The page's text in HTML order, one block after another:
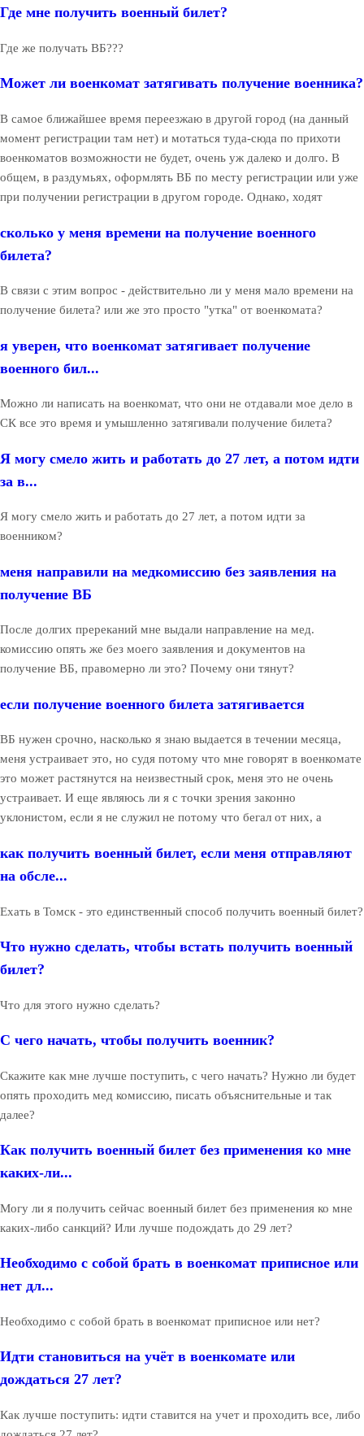
Где мне получить военный билет?
Где же получать ВБ???
Может ли военкомат затягивать получение военника?
В самое ближайшее время переезжаю в другой город (на данный
момент регистрации там нет) и мотаться туда-сюда по прихоти
военкоматов возможности не будет, очень уж далеко и долго. В
общем, в раздумьях, оформлять ВБ по месту регистрации или уже
при получении регистрации в другом городе. Однако, ходят
сколько у меня времени на получение военного
билета?
В связи с этим вопрос - действительно ли у меня мало времени на
получение билета? или же это просто "утка" от военкомата?
я уверен, что военкомат затягивает получение
военного бил...
Можно ли написать на военкомат, что они не отдавали мое дело в
СК все это время и умышленно затягивали получение билета?
Я могу смело жить и работать до 27 лет, а потом идти
за в...
Я могу смело жить и работать до 27 лет, а потом идти за
военником?
меня направили на медкомиссию без заявления на
получение ВБ
После долгих пререканий мне выдали направление на мед.
комиссию опять же без моего заявления и документов на
получение ВБ, правомерно ли это? Почему они тянут?
если получение военного билета затягивается
ВБ нужен срочно, насколько я знаю выдается в течении месяца,
меня устраивает это, но судя потому что мне говорят в военкомате
это может растянутся на неизвестный срок, меня это не очень
устраивает. И еще являюсь ли я с точки зрения законно
уклонистом, если я не служил не потому что бегал от них, а
как получить военный билет, если меня отправляют
на обсле...
Ехать в Томск - это единственный способ получить военный билет?
Что нужно сделать, чтобы встать получить военный
билет?
Что для этого нужно сделать?
С чего начать, чтобы получить военник?
Скажите как мне лучше поступить, с чего начать? Нужно ли будет
опять проходить мед комиссию, писать объяснительные и так
далее?
Как получить военный билет без применения ко мне
каких-ли...
Могу ли я получить сейчас военный билет без применения ко мне
каких-либо санкций? Или лучше подождать до 29 лет?
Необходимо с собой брать в военкомат приписное или
нет дл...
Необходимо с собой брать в военкомат приписное или нет?
Идти становиться на учёт в военкомате или
дождаться 27 лет?
Как лучше поступить: идти ставится на учет и проходить все, либо